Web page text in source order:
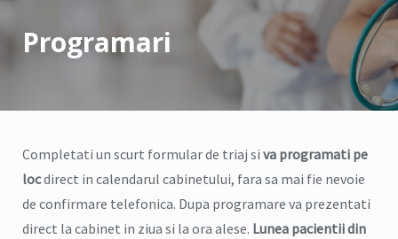
Programari
Completati un scurt formular de triaj si va programati pe
locdirect in calendarul cabinetului, fara sa mai fie nevoie
de confirmare telefonica. Dupa programare va prezentati
direct la cabinet in ziua si la ora alese. Lunea pacientii din